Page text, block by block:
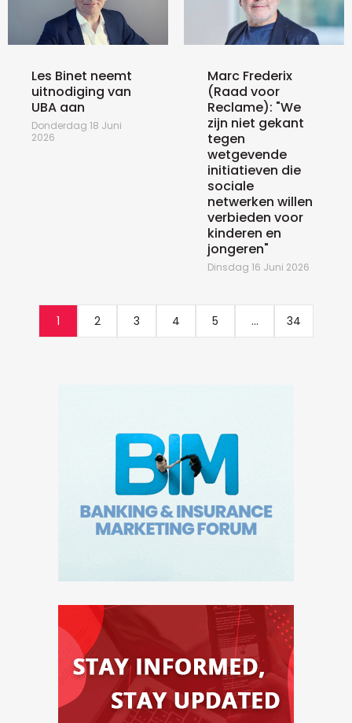
Les Binet neemt
uitnodiging van
UBA aan
Donderdag 18 Juni
2026
Marc Frederix
(Raad voor
Reclame): "We
zijn niet gekant
tegen
wetgevende
initiatieven die
sociale
netwerken willen
verbieden voor
kinderen en
jongeren"
Dinsdag 16 Juni 2026
1 2 3 4 5 ... 34